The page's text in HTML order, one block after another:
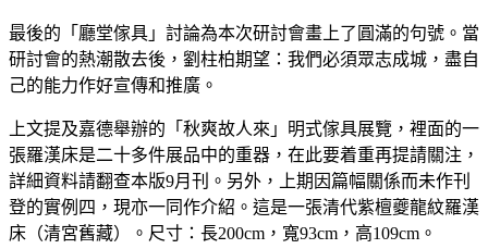
最後的「廳堂傢具」討論為本次研討會畫上了圓滿的句號。當
研討會的熱潮散去後，劉柱柏期望：我們必須眾志成城，盡自
己的能力作好宣傳和推廣。
上文提及嘉德舉辦的「秋爽故人來」明式傢具展覽，裡面的一
張羅漢床是二十多件展品中的重器，在此要着重再提請關注，
詳細資料請翻查本版9月刊。另外，上期因篇幅關係而未作刊
登的實例四，現亦一同作介紹。這是一張清代紫檀夔龍紋羅漢
床（清宮舊藏）。尺寸：長200cm，寬93cm，高109cm。